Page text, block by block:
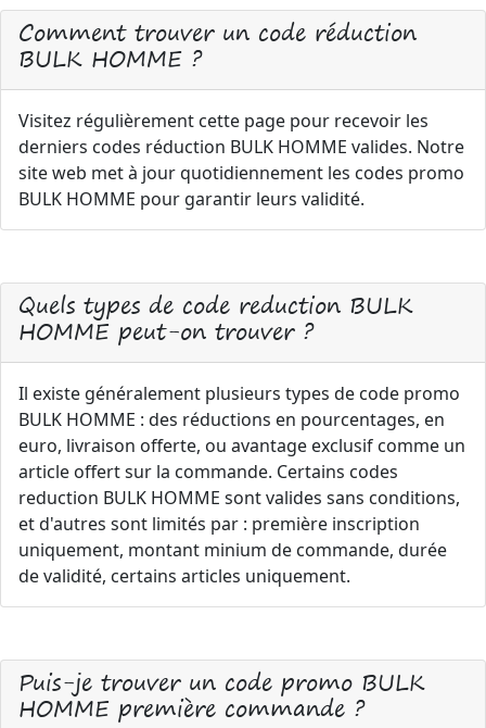
Comment trouver un code réduction
BULK HOMME ?
Visitez régulièrement cette page pour recevoir les
derniers codes réduction BULK HOMME valides. Notre
site web met à jour quotidiennement les codes promo
BULK HOMME pour garantir leurs validité.
Quels types de code reduction BULK
HOMME peut-on trouver ?
Il existe généralement plusieurs types de code promo
BULK HOMME : des réductions en pourcentages, en
euro, livraison offerte, ou avantage exclusif comme un
article offert sur la commande. Certains codes
reduction BULK HOMME sont valides sans conditions,
et d'autres sont limités par : première inscription
uniquement, montant minium de commande, durée
de validité, certains articles uniquement.
Puis-je trouver un code promo BULK
HOMME première commande ?